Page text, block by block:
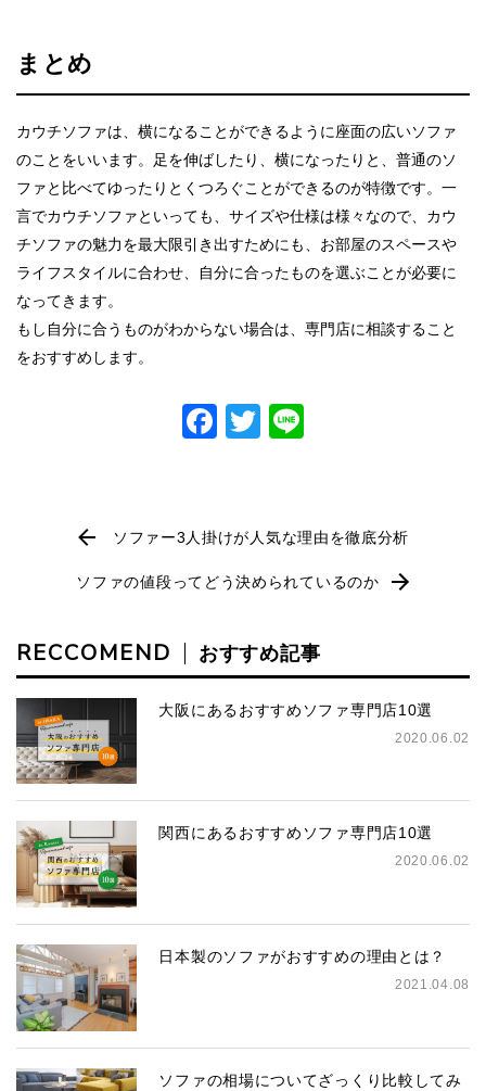
まとめ
カウチソファは、横になることができるように座面の広いソファ
のことをいいます。足を伸ばしたり、横になったりと、普通のソ
ファと比べてゆったりとくつろぐことができるのが特徴です。一
言でカウチソファといっても、サイズや仕様は様々なので、カウ
チソファの魅力を最大限引き出すためにも、お部屋のスペースや
ライフスタイルに合わせ、自分に合ったものを選ぶことが必要に
なってきます。
もし自分に合うものがわからない場合は、専門店に相談すること
をおすすめします。
Facebook
Twitter
ソファー3人掛けが人気な理由を徹底分析
ソファの値段ってどう決められているのか
RECCOMEND おすすめ記事
大阪にあるおすすめソファ専門店10選
2020.06.02
関西にあるおすすめソファ専門店10選
2020.06.02
日本製のソファがおすすめの理由とは？
2021.04.08
ソファの相場についてざっくり比較してみ